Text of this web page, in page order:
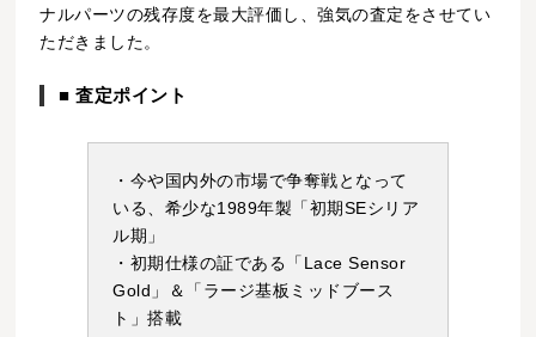
ナルパーツの残存度を最大評価し、強気の査定をさせてい
ただきました。
■ 査定ポイント
・今や国内外の市場で争奪戦となって
いる、希少な1989年製「初期SEシリア
ル期」
・初期仕様の証である「Lace Sensor
Gold」＆「ラージ基板ミッドブース
ト」搭載